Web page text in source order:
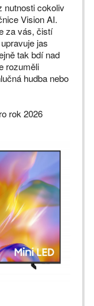
nutnosti cokoliv
Vision AI.
za vás, čistí
jas
tak bdí nad
rozuměli
hudba nebo
rok 2026